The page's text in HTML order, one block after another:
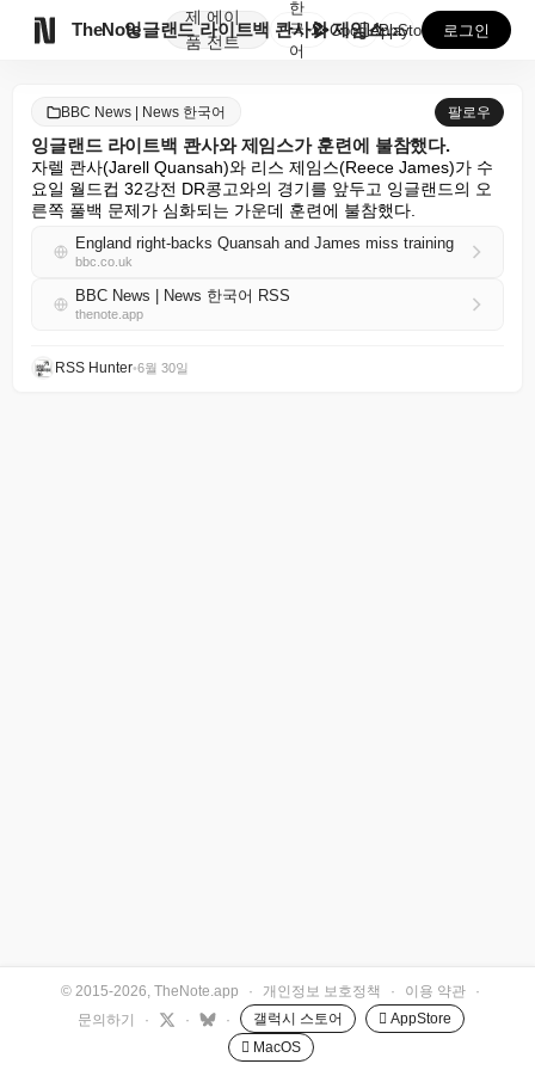
TheNote
제
품
에이
전트
잉글랜드 라이트백 콴사와 제임스가 훈련에 불참했다.
한
국
어
GooglePlay
AppStore 로그인
BBC News | News 한국어 팔로우
잉글랜드 라이트백 콴사와 제임스가 훈련에 불참했다.
자렐 콴사(Jarell Quansah)와 리스 제임스(Reece James)가 수
요일 월드컵 32강전 DR콩고와의 경기를 앞두고 잉글랜드의 오
른쪽 풀백 문제가 심화되는 가운데 훈련에 불참했다.
England right-backs Quansah and James miss training
bbc.co.uk
BBC News | News 한국어 RSS
thenote.app
RSS Hunter•6월 30일
© 2015-2026, TheNote.app · 개인정보 보호정책 · 이용 약관
·
문의하기
· · · 갤럭시 스토어
 AppStore
 MacOS